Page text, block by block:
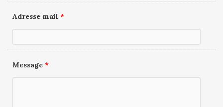
Adresse mail *
Message *